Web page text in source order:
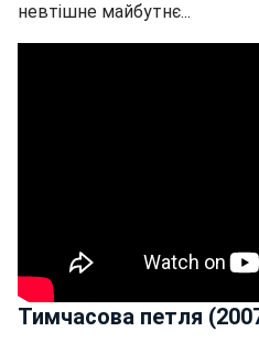
невтішне майбутнє...
Тимчасова петля